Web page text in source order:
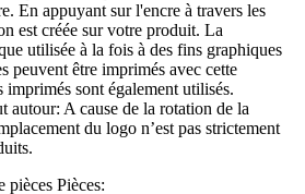
En appuyant sur l'encre à travers les
est créée sur votre produit. La
utilisée à la fois à des fins graphiques
peuvent être imprimés avec cette
sont également utilisés.
autour: A cause de la rotation de la
du logo n’est pas strictement
pièces Pièces: